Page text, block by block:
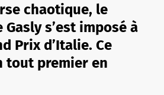
chaotique, le
s’est imposé à
Prix d’Italie. Ce
tout premier en